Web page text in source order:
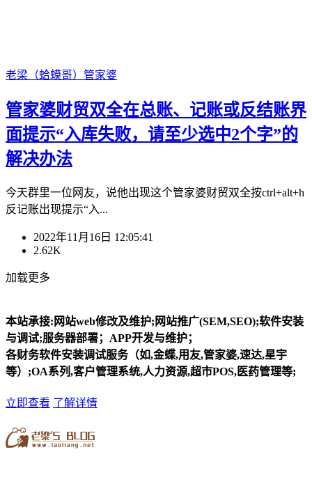
老梁（蛤蟆哥） 管家婆
管家婆财贸双全在总账、记账或反结账界
面提示“入库失败，请至少选中2个字”的
解决办法
今天群里一位网友，说他出现这个管家婆财贸双全按ctrl+alt+h
反记账出现提示“入...
2022年11月16日 12:05:41
2.62K
加载更多
本站承接:网站web修改及维护;网站推广(SEM,SEO);软件安装
与调试;服务器部署；APP开发与维护；
各财务软件安装调试服务（如,金蝶,用友,管家婆,速达,星宇
等）;OA系列,客户管理系统,人力资源,超市POS,医药管理等;
立即查看 了解详情